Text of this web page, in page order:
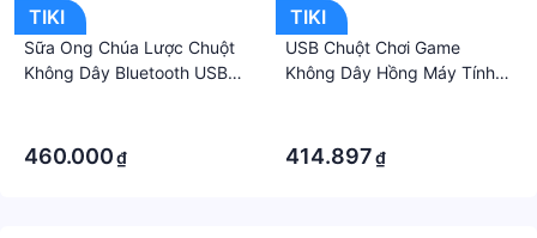
TIKI
Sữa Ong Chúa Lược Chuột
Không Dây Bluetooth USB
iPad 2400DPI Gaming
Mause Dành Cho Game Thủ
460.000₫
TIKI
USB Chuột Chơi Game
Không Dây Hồng Máy Tính
Nhiều Màu Sắc Backlit Silent
Chuột Lol Dữ Liệu laptop
414.897₫